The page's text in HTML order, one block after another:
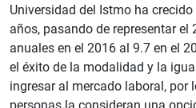
Universidad del Istmo ha
años, pasando de representar el
anuales en el 2016 al 9.7 en el
el éxito de la modalidad y la
ingresar al mercado laboral, por